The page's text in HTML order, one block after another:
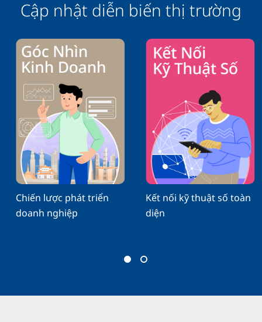
Cập nhật diễn biến thị trường
Chiến lược phát triển
doanh nghiệp
Kết nối kỹ thuật số toàn
diện